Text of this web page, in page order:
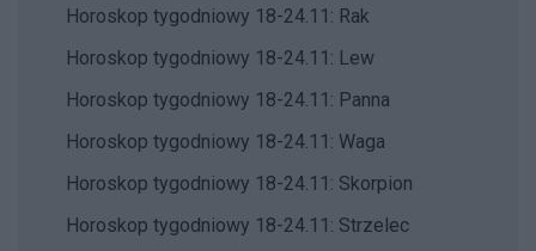
Horoskop tygodniowy 18-24.11: Rak
Horoskop tygodniowy 18-24.11: Lew
Horoskop tygodniowy 18-24.11: Panna
Horoskop tygodniowy 18-24.11: Waga
Horoskop tygodniowy 18-24.11: Skorpion
Horoskop tygodniowy 18-24.11: Strzelec